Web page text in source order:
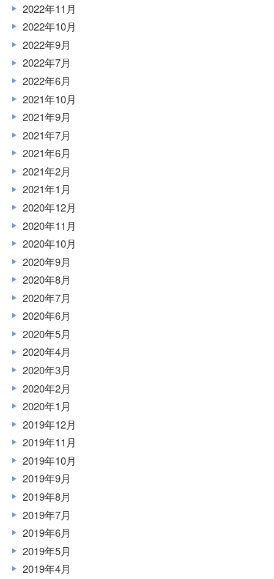
2022年11月
2022年10月
2022年9月
2022年7月
2022年6月
2021年10月
2021年9月
2021年7月
2021年6月
2021年2月
2021年1月
2020年12月
2020年11月
2020年10月
2020年9月
2020年8月
2020年7月
2020年6月
2020年5月
2020年4月
2020年3月
2020年2月
2020年1月
2019年12月
2019年11月
2019年10月
2019年9月
2019年8月
2019年7月
2019年6月
2019年5月
2019年4月